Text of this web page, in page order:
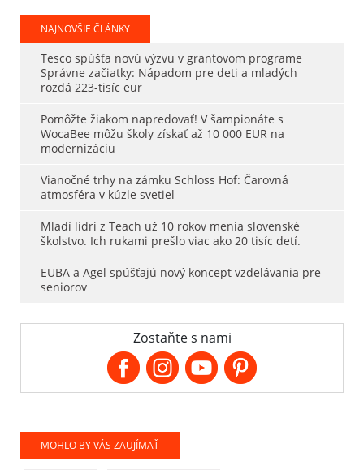
NAJNOVŠIE ČLÁNKY
Tesco spúšťa novú výzvu v grantovom programe
Správne začiatky: Nápadom pre deti a mladých
rozdá 223-tisíc eur
Pomôžte žiakom napredovať! V šampionáte s
WocaBee môžu školy získať až 10 000 EUR na
modernizáciu
Vianočné trhy na zámku Schloss Hof: Čarovná
atmosféra v kúzle svetiel
Mladí lídri z Teach už 10 rokov menia slovenské
školstvo. Ich rukami prešlo viac ako 20 tisíc detí.
EUBA a Agel spúšťajú nový koncept vzdelávania pre
seniorov
Zostaňte s nami
MOHLO BY VÁS ZAUJÍMAŤ